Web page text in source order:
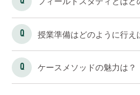
授業準備はどのように行え
ケースメソッドの魅力は？